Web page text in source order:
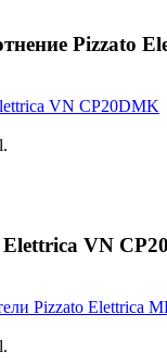
Pizzato
Elettrica VN